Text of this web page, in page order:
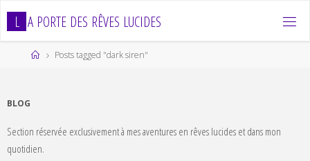
L A PORTE DES RÊVES LUCIDES
HomePosts tagged "dark siren"
BLOG
Section réservée exclusivement à mes aventures en rêves lucides et dans mon
quotidien.